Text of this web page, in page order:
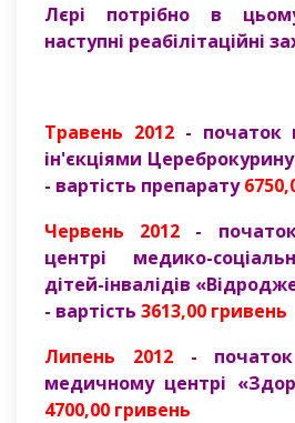
Лєрі потрібно в
наступні реабілітаційні
Травень 2012- початок
ін'єкціями
- вартість препарату
Червень 2012
-
центрі медико-
дітей-інвалідів
- вартість 3613,00 гривень
Липень 2012
- початок
медичному центрі
4700,00 гривень